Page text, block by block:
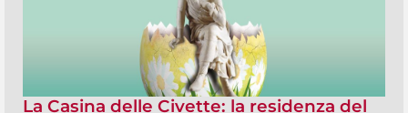
La Casina delle Civette: la residenza del